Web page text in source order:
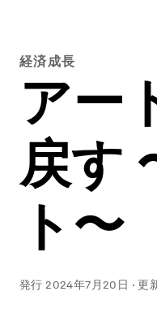
経済成長
アー
戻す
ト〜
発行2024年7月20日 ·更